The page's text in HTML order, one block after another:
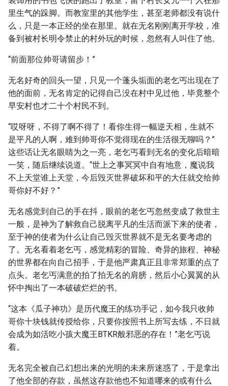
里生气的跺脚。而教室里的其他学生，甚至老师都没有说什
么，只是一本正经的坐在那里。就在无名刚刚离开学校，准
备到被村长明令禁止的村外玩的时候，忽然有人叫住了他。
“前面那位帅哥请留步！”
无名好奇的回头一望，只见一个蓬头垢面的老乞丐出现在了
他的面前，无名肯定的记得自己没在村中见过他，毕竟整个
早安村也才二十个村民不到。
“哎呀呀，不得了啊不得了！看你生得一幅逆天相，生就不
是平凡的人啊，难到帅哥你不觉得现在的生活很无聊吗？”
这些话让无名眼睛为之一亮，老乞丐看到无名的变化后暗暗
一笑，随后继续说道。“世上之事冥冥中自有地意，魔说我
不上天堂谁上天堂，今后毁灭世界破坏和平的大任就交给帅
哥你好不好？”
无名感觉到自己的手在抖，眼前的老乞丐忽然变成了救世主
一般，是神为了解救自己脱离平凡的生活而派下来的使者，
至于神的使者为什么让自己毁灭世界就不是无名要考虑的
了。无名看着老乞丐，感觉精彩的冒险、奇异的旅程、神秘
的世界都在向自己招手，于是他严肃真正且非常郑重的点了
点头。老乞丐满意的拍了拍无名的肩膀，然后小心翼翼的从
怀中掏出了一本破破烂烂的书。
“这本《瓜子神功》是历代魔王的练功手记，如今我只收帅
哥你十块钱就传授给你，只要你按照书上所写去练，不日就
会成为如活吃小孩大魔王BTKR般邪恶的存在！”老乞丐说
着。
无名完全被自己幻想出来的光明的未来所迷惑了，于是拿出
了他全部的存款，虽然这存款他也不知道哪来的或有什么